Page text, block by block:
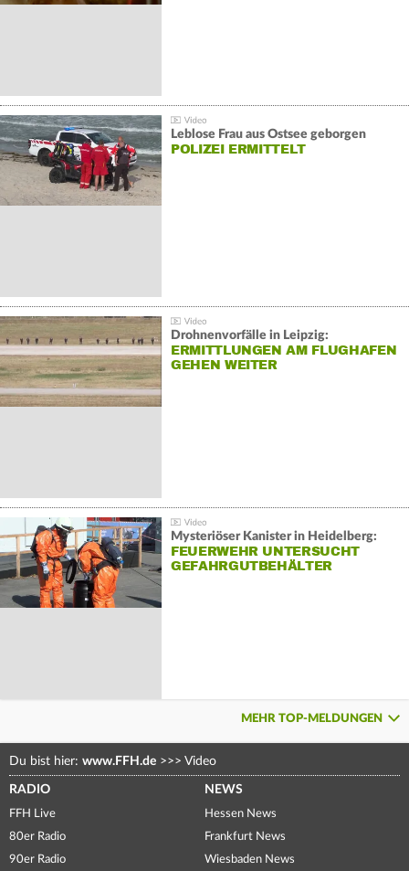
Leblose Frau aus Ostsee geborgen
POLIZEI ERMITTELT
Drohnenvorfälle in Leipzig:
ERMITTLUNGEN AM FLUGHAFEN
GEHEN WEITER
Mysteriöser Kanister in Heidelberg:
FEUERWEHR UNTERSUCHT
GEFAHRGUTBEHÄLTER
MEHR TOP-MELDUNGEN
Du bist hier: www.FFH.de >>> Video
RADIO
FFH Live
80er Radio
90er Radio
NEWS
Hessen News
Frankfurt News
Wiesbaden News